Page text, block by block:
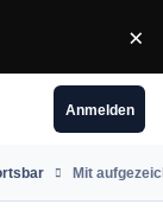
×
Anmelden
Mit